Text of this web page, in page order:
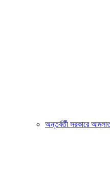
অন্তর্বর্তী সরকারে